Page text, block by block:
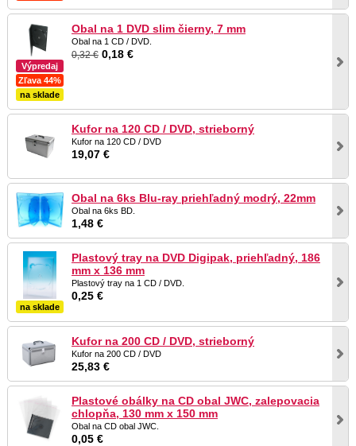
Výpredaj
Zľava 44%
na sklade
Obal na 1 DVD slim čierny, 7 mm
Obal na 1 CD / DVD.
0,32 €0,18 €
Kufor na 120 CD / DVD, strieborný
Kufor na 120 CD / DVD
19,07 €
Obal na 6ks Blu-ray priehľadný modrý, 22mm
Obal na 6ks BD.
1,48 €
na sklade
Plastový tray na DVD Digipak, priehľadný, 186
mm x 136 mm
Plastový tray na 1 CD / DVD.
0,25 €
Kufor na 200 CD / DVD, strieborný
Kufor na 200 CD / DVD
25,83 €
Plastové obálky na CD obal JWC, zalepovacia
chlopňa, 130 mm x 150 mm
Obal na CD obal JWC.
0,05 €